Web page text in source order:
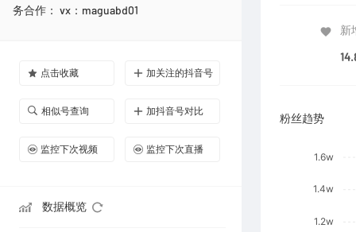
务合作： vx：maguabd01
点击收藏 加关注的抖音号
相似号查询 加抖音号对比
监控下次视频 监控下次直播
数据概览
新
粉丝趋势